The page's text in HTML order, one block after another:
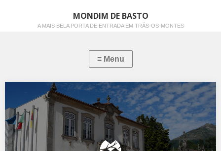
MONDIM DE BASTO
A MAIS BELA PORTA DE ENTRADA EM TRÁS-OS-MONTES